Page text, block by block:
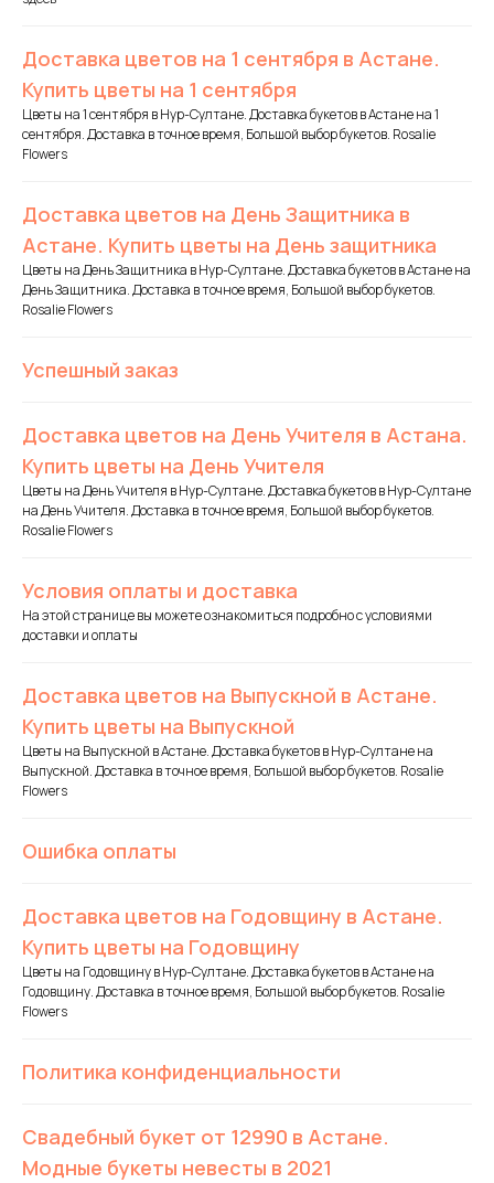
Доставка цветов на 1 сентября в Астане.
Купить цветы на 1 сентября
Цветы на 1 сентября в Нур-Султане. Доставка букетов в Астане на 1
сентября. Доставка в точное время, Большой выбор букетов. Rosalie
Flowers
Доставка цветов на День Защитника в
Астане. Купить цветы на День защитника
Цветы на День Защитника в Нур-Султане. Доставка букетов в Астане на
День Защитника. Доставка в точное время, Большой выбор букетов.
Rosalie Flowers
Успешный заказ
Доставка цветов на День Учителя в Астана.
Купить цветы на День Учителя
Цветы на День Учителя в Нур-Султане. Доставка букетов в Нур-Султане
на День Учителя. Доставка в точное время, Большой выбор букетов.
Rosalie Flowers
Условия оплаты и доставка
На этой странице вы можете ознакомиться подробно с условиями
доставки и оплаты
Доставка цветов на Выпускной в Астане.
Купить цветы на Выпускной
Цветы на Выпускной в Астане. Доставка букетов в Нур-Султане на
Выпускной. Доставка в точное время, Большой выбор букетов. Rosalie
Flowers
Ошибка оплаты
Доставка цветов на Годовщину в Астане.
Купить цветы на Годовщину
Цветы на Годовщину в Нур-Султане. Доставка букетов в Астане на
Годовщину. Доставка в точное время, Большой выбор букетов. Rosalie
Flowers
Политика конфиденциальности
Свадебный букет от 12990 в Астане.
Модные букеты невесты в 2021